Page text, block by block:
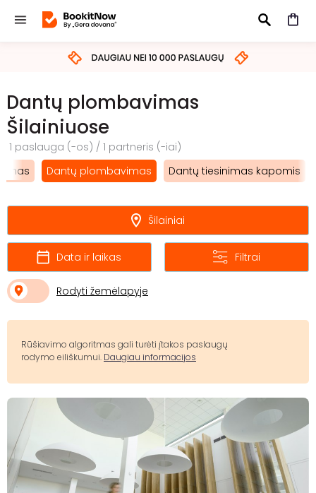
IEŠKOTI
Dantų plombavimas
Šilainiuose
1 paslauga (-os) / 1 partneris (-iai)
Dantų plombavimas Dantų tiesinimas kapomis
Šilainiai
Data ir laikas Filtrai
Rodyti žemėlapyje
Rūšiavimo algoritmas gali turėti įtakos paslaugų
rodymo eiliškumui. Daugiau informacijos